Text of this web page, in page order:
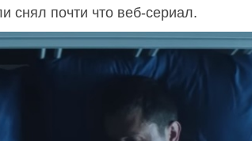
снял почти что веб-сериал.